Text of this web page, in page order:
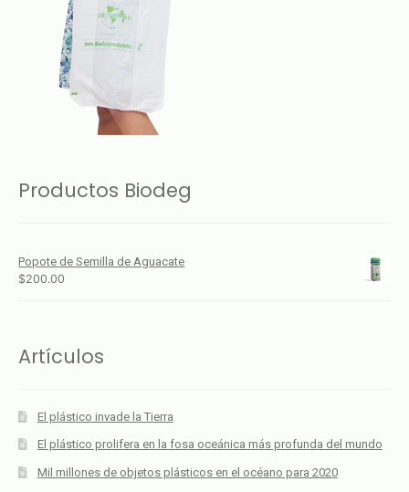
Productos Biodeg
Popote de Semilla de Aguacate
$200.00
Artículos
El plástico invade la Tierra
El plástico prolifera en la fosa oceánica más profunda del mundo
Mil millones de objetos plásticos en el océano para 2020